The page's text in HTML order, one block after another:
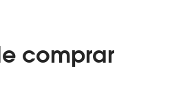
comprar